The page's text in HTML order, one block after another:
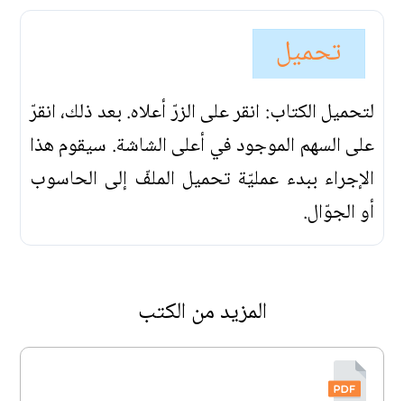
تحميل
لتحميل الكتاب: انقر على الزرّ أعلاه. بعد ذلك، انقرّ
على السهم الموجود في أعلى الشاشة. سيقوم هذا
الإجراء ببدء عمليّة تحميل الملفّ إلى الحاسوب
أو الجوّال.
المزيد من الكتب